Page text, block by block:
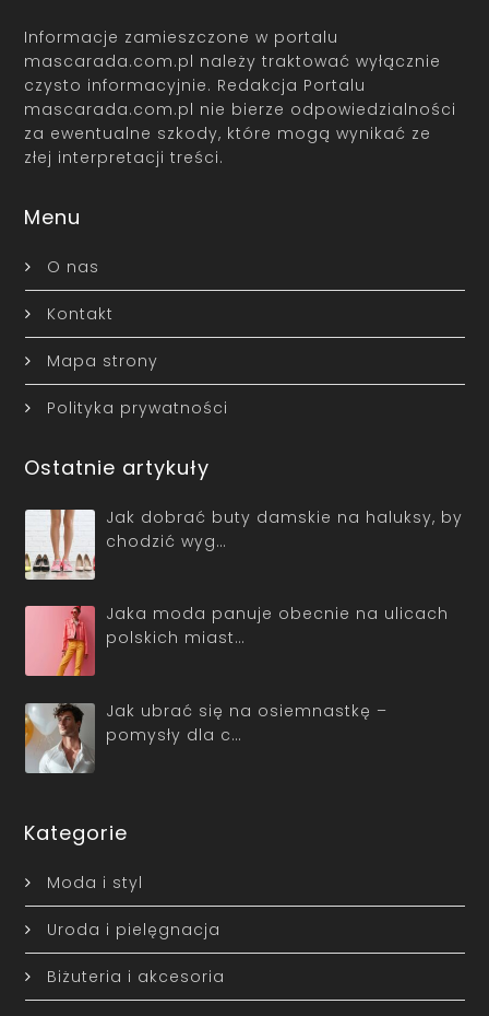
Informacje zamieszczone w portalu
mascarada.com.pl należy traktować wyłącznie
czysto informacyjnie. Redakcja Portalu
mascarada.com.pl nie bierze odpowiedzialności
za ewentualne szkody, które mogą wynikać ze
złej interpretacji treści.
Menu
O nas
Kontakt
Mapa strony
Polityka prywatności
Ostatnie artykuły
Jak dobrać buty damskie na haluksy, by
chodzić wyg…
Jaka moda panuje obecnie na ulicach
polskich miast…
Jak ubrać się na osiemnastkę –
pomysły dla c…
Kategorie
Moda i styl
Uroda i pielęgnacja
Biżuteria i akcesoria